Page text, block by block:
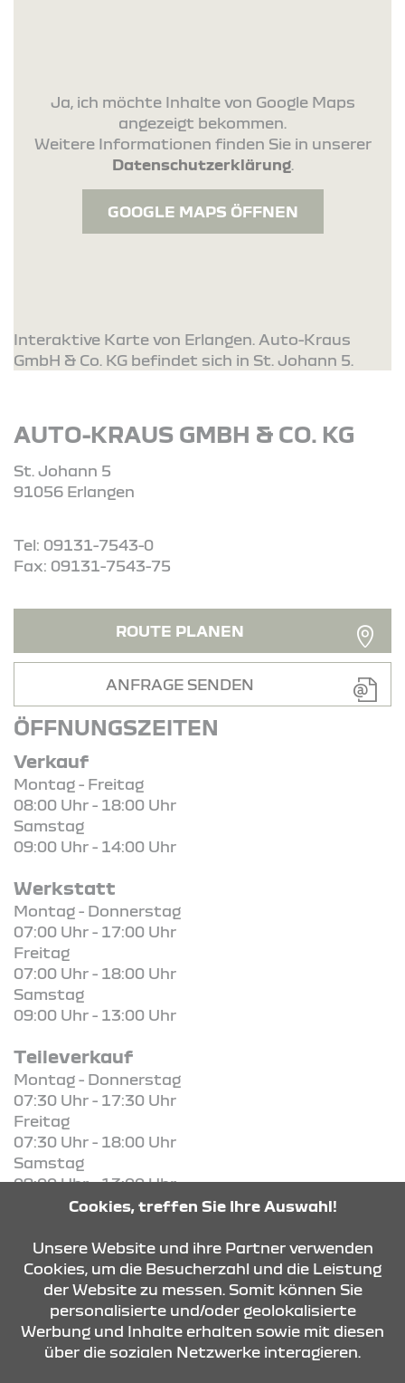
Ja, ich möchte Inhalte von Google Maps
angezeigt bekommen.
Weitere Informationen finden Sie in unserer
Datenschutzerklärung.
GOOGLE MAPS ÖFFNEN
Interaktive Karte von Erlangen. Auto-Kraus
GmbH & Co. KG befindet sich in St. Johann 5.
AUTO-KRAUS GMBH & CO. KG
St. Johann 5
91056 Erlangen
Tel: 09131-7543-0
Fax: 09131-7543-75
ROUTE PLANEN
ANFRAGE SENDEN
ÖFFNUNGSZEITEN
Verkauf
Montag - Freitag
08:00 Uhr - 18:00 Uhr
Samstag
09:00 Uhr - 14:00 Uhr
Werkstatt
Montag - Donnerstag
07:00 Uhr - 17:00 Uhr
Freitag
07:00 Uhr - 18:00 Uhr
Samstag
09:00 Uhr - 13:00 Uhr
Teileverkauf
Montag - Donnerstag
07:30 Uhr - 17:30 Uhr
Freitag
07:30 Uhr - 18:00 Uhr
Samstag
09:00 Uhr - 13:00 Uhr
KONTAKT & ANFAHRT
ÖFFNUNGSZEITEN
Cookies, treffen Sie Ihre Auswahl!
Unsere Website und ihre Partner verwenden
Cookies, um die Besucherzahl und die Leistung
der Website zu messen. Somit können Sie
personalisierte und/oder geolokalisierte
Werbung und Inhalte erhalten sowie mit diesen
über die sozialen Netzwerke interagieren.